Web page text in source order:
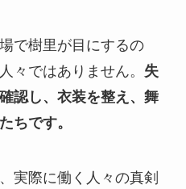
で樹里が目にするの
々ではありません。 失
認し、衣装を整え、舞
ちです。
実際に働く人々の真剣